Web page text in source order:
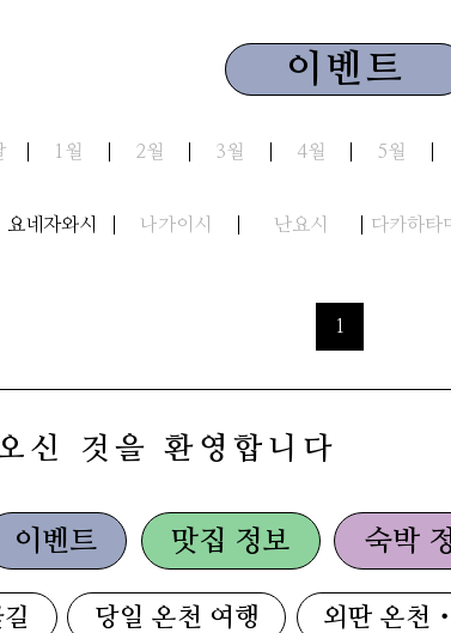
이벤트
1월 2월 3월 4월 5월
요네자와시 나가이시 난요시 다카하타
1
신 것을 환영합니다
이벤트 맛집 정보 숙박
당일 온천 여행 외딴 온천